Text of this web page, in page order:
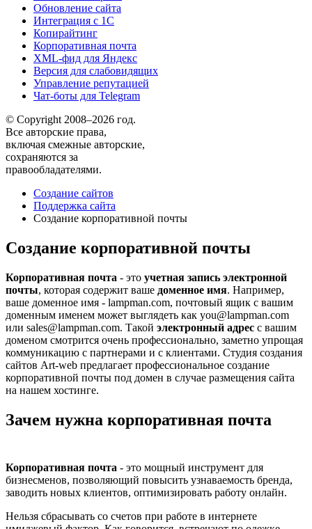
Обновление сайта
Интеграция с 1С
Копирайтинг
Корпоративная почта
XML-фид для Яндекс
Версия для слабовидящих
Управление репутацией
Чат-боты для Telegram
© Copyright 2008–2026 год.
Все авторские права,
включая смежные авторские,
сохраняются за
правообладателями.
Создание сайтов
Поддержка сайта
Создание корпоративной почты
Создание корпоративной почты
Корпоративная почта - это учетная запись электронной
почты, которая содержит ваше доменное имя. Например,
ваше доменное имя - lampman.com, почтовый ящик с вашим
доменным именем может выглядеть как you@lampman.com
или sales@lampman.com. Такой электронный адрес с вашим
доменом смотрится очень профессионально, заметно упрощая
коммуникацию с партнерами и с клиентами. Студия создания
сайтов Аrt-web предлагает профессиональное создание
корпоративной почты под домен в случае размещения сайта
на нашем хостинге.
Зачем нужна корпоративная почта
Корпоративная почта - это мощный инструмент для
бизнесменов, позволяющий повысить узнаваемость бренда,
заводить новых клиентов, оптимизировать работу онлайн.
Нельзя сбрасывать со счетов при работе в интернете